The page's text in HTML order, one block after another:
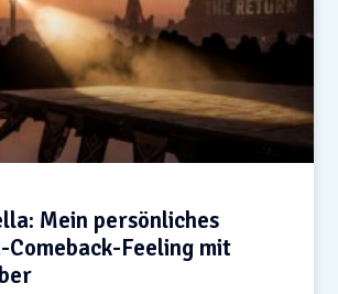
Mein persönliches
Comeback-Feeling mit